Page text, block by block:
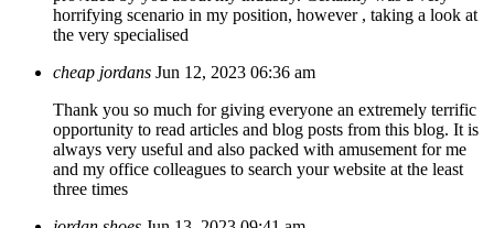
horrifying scenario in my position, however , taking a look at
the very specialised
cheap jordans Jun 12, 2023 06:36 am
Thank you so much for giving everyone an extremely terrific
opportunity to read articles and blog posts from this blog. It is
always very useful and also packed with amusement for me
and my office colleagues to search your website at the least
three times